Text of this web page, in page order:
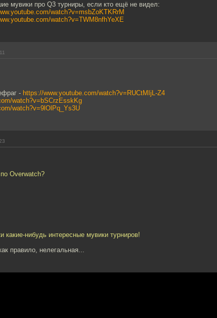
мувики про Q3 турниры, если кто ещё не видел:
watch?v=msbZoKTKRrM
watch?v=TWM8nfhYeXE
- https://www.youtube.com/watch?v=RUCtMIjL-Z4
watch?v=bSCrzEsskKg
watch?v=9lOlPq_Ys3U
Overwatch?
нибудь интересные мувики турниров!
правило, нелегальная...